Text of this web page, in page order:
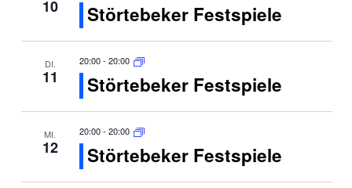
10 Störtebeker Festspiele
DI.
11
20:00- 20:00
Störtebeker Festspiele
MI.
12
20:00- 20:00
Störtebeker Festspiele